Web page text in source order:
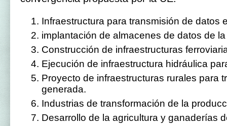
Infraestructura para transmisión de datos
implantación de almacenes de datos de
Construcción de infraestructuras
Ejecución de infraestructura hidráulica
Proyecto de infraestructuras rurales para
generada.
Industrias de transformación de la
Desarrollo de la agricultura y ganaderías